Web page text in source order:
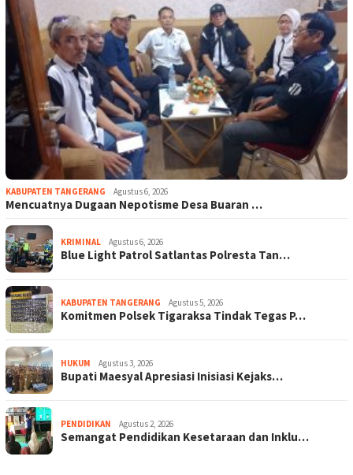
KABUPATEN TANGERANG Agustus 6, 2026
Mencuatnya Dugaan Nepotisme Desa Buaran …
KRIMINAL Agustus 6, 2026
Blue Light Patrol Satlantas Polresta Tan…
KABUPATEN TANGERANG Agustus 5, 2026
Komitmen Polsek Tigaraksa Tindak Tegas P…
HUKUM Agustus 3, 2026
Bupati Maesyal Apresiasi Inisiasi Kejaks…
PENDIDIKAN Agustus 2, 2026
Semangat Pendidikan Kesetaraan dan Inklu…